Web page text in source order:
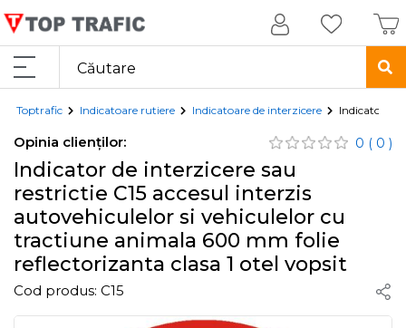
Toptrafic Indicatoare rutiere Indicatoare de interzicere Indicator de
Opinia clienților: 0 ( 0 )
Indicator de interzicere sau
restrictie C15 accesul interzis
autovehiculelor si vehiculelor cu
tractiune animala 600 mm folie
reflectorizanta clasa 1 otel vopsit
Cod produs: C15